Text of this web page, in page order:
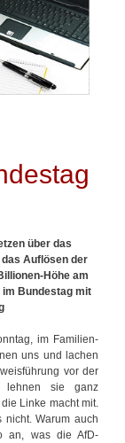
über das
Auflösen der
Höhe am
im Bundestag mit
im Familien-
uns und lachen
vor der
lehnen sie ganz
Linke macht mit.
Warum auch
an, was die AfD-